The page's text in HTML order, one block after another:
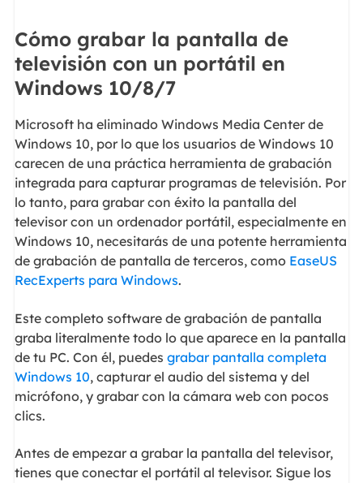
Cómo grabar la pantalla de
televisión con un portátil en
Windows 10/8/7
Microsoft ha eliminado Windows Media Center de
Windows 10, por lo que los usuarios de Windows 10
carecen de una práctica herramienta de grabación
integrada para capturar programas de televisión. Por
lo tanto, para grabar con éxito la pantalla del
televisor con un ordenador portátil, especialmente en
Windows 10, necesitarás de una potente herramienta
de grabación de pantalla de terceros, como EaseUS
RecExperts para Windows.
Este completo software de grabación de pantalla
graba literalmente todo lo que aparece en la pantalla
de tu PC. Con él, puedes grabar pantalla completa
Windows 10, capturar el audio del sistema y del
micrófono, y grabar con la cámara web con pocos
clics.
Antes de empezar a grabar la pantalla del televisor,
tienes que conectar el portátil al televisor. Sigue los